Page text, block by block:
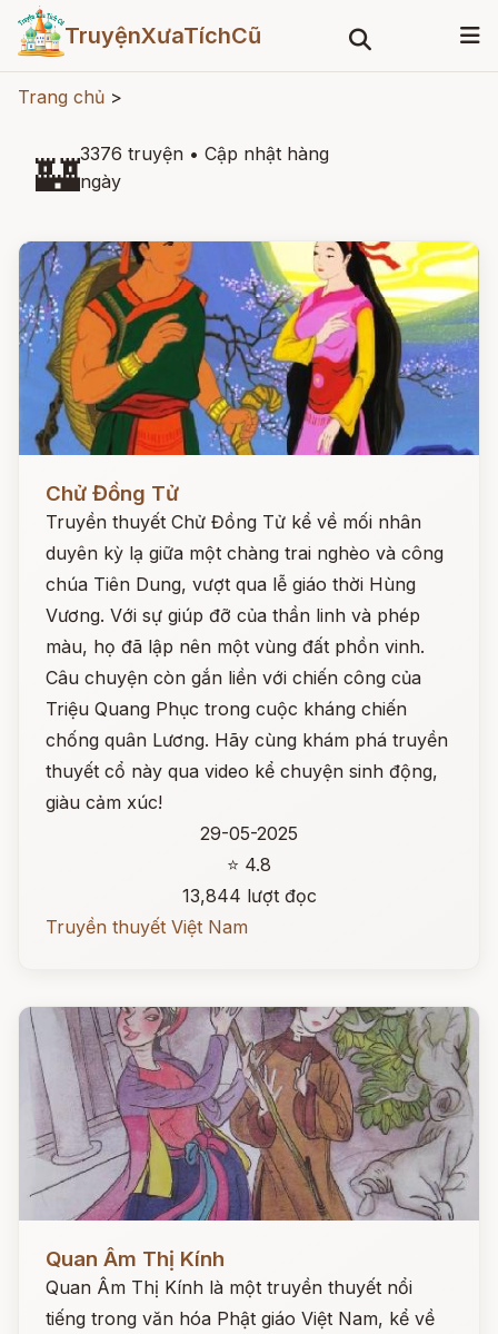
TruyệnXưaTíchCũ
Trang chủ >
🏰3376 truyện • Cập nhật hàng
ngày
Chử Đồng Tử
Truyền thuyết Chử Đồng Tử kể về mối nhân
duyên kỳ lạ giữa một chàng trai nghèo và công
chúa Tiên Dung, vượt qua lễ giáo thời Hùng
Vương. Với sự giúp đỡ của thần linh và phép
màu, họ đã lập nên một vùng đất phồn vinh.
Câu chuyện còn gắn liền với chiến công của
Triệu Quang Phục trong cuộc kháng chiến
chống quân Lương. Hãy cùng khám phá truyền
thuyết cổ này qua video kể chuyện sinh động,
giàu cảm xúc!
29-05-2025
⭐ 4.8
13,844 lượt đọc
Truyền thuyết Việt Nam
Quan Âm Thị Kính
Quan Âm Thị Kính là một truyền thuyết nổi
tiếng trong văn hóa Phật giáo Việt Nam, kể về